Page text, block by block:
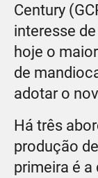
Century
interesse
hoje o
de
adotar o
Há três
produção
primeira é a